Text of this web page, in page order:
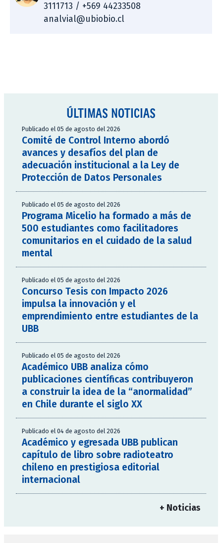
3111713 / +569 44233508
analvial@ubiobio.cl
ÚLTIMAS NOTICIAS
Publicado el 05 de agosto del 2026
Comité de Control Interno abordó
avances y desafíos del plan de
adecuación institucional a la Ley de
Protección de Datos Personales
Publicado el 05 de agosto del 2026
Programa Micelio ha formado a más de
500 estudiantes como facilitadores
comunitarios en el cuidado de la salud
mental
Publicado el 05 de agosto del 2026
Concurso Tesis con Impacto 2026
impulsa la innovación y el
emprendimiento entre estudiantes de la
UBB
Publicado el 05 de agosto del 2026
Académico UBB analiza cómo
publicaciones científicas contribuyeron
a construir la idea de la “anormalidad”
en Chile durante el siglo XX
Publicado el 04 de agosto del 2026
Académico y egresada UBB publican
capítulo de libro sobre radioteatro
chileno en prestigiosa editorial
internacional
+ Noticias